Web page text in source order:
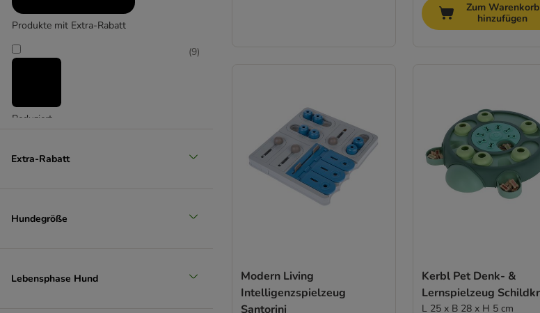
Produkte mit Extra-Rabatt
Reduziert
(9)
Extra-Rabatt
Hundegröße
Lebensphase Hund
Zum Warenkorb
hinzufügen
Modern Living
Intelligenzspielzeug
Santorini
Kerbl Pet Denk- &
Lernspielzeug
L 25 x B 28 x H 5 cm